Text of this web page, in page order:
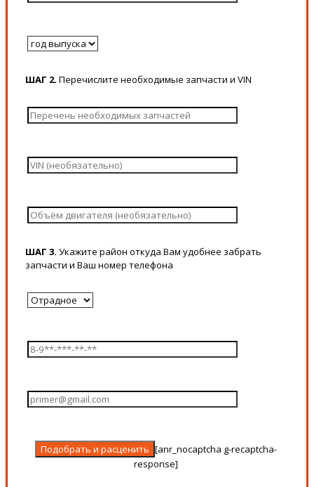
ШАГ 2. Перечислите необходимые запчасти и VIN
ШАГ 3. Укажите район откуда Вам удобнее забрать
запчасти и Ваш номер телефона
[anr_nocaptcha g-recaptcha-
response]